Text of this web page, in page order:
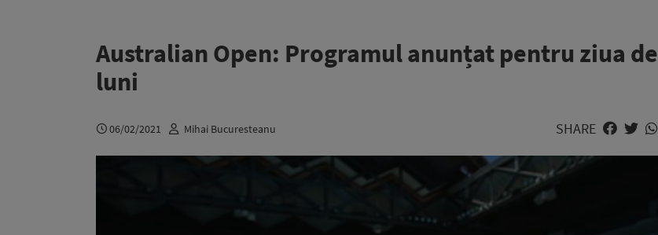
Australian Open: Programul anunțat pentru ziua de
luni
06/02/2021 Mihai Bucuresteanu SHARE